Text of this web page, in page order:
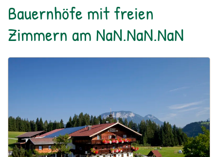
Bauernhöfe mit freien
Zimmern am NaN.NaN.NaN